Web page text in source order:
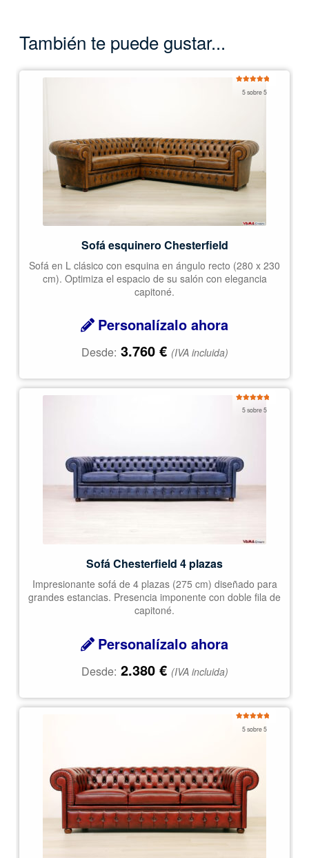
También te puede gustar...
5 sobre 5
Sofá esquinero Chesterfield
Sofá en L clásico con esquina en ángulo recto (280 x 230
cm). Optimiza el espacio de su salón con elegancia
capitoné.
Personalízalo ahora
Desde: 3.760 € (IVA incluida)
5 sobre 5
Sofá Chesterfield 4 plazas
Impresionante sofá de 4 plazas (275 cm) diseñado para
grandes estancias. Presencia imponente con doble fila de
capitoné.
Personalízalo ahora
Desde: 2.380 € (IVA incluida)
5 sobre 5